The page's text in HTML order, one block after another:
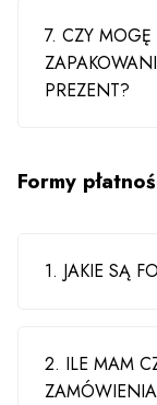
7. CZY
PREZENT?
Formy
1. JAKIE SĄ
2. ILE MAM